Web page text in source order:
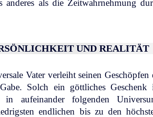
anderes als die Zeitwahrnehmung
UND REALITÄT
Vater verleiht seinen
Solch ein göttliches Geschenk
aufeinander folgenden
endlichen bis zu den